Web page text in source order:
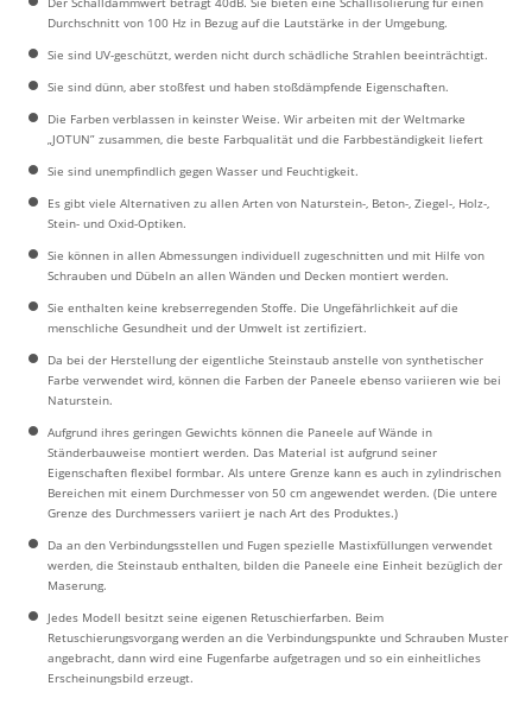
Durchschnitt von 100 Hz in Bezug auf die Lautstärke in der Umgebung.
Sie sind UV-geschützt, werden nicht durch schädliche Strahlen beeinträchtigt.
Sie sind dünn, aber stoßfest und haben stoßdämpfende Eigenschaften.
Die Farben verblassen in keinster Weise. Wir arbeiten mit der Weltmarke
„JOTUN” zusammen, die beste Farbqualität und die Farbbeständigkeit liefert
Sie sind unempfindlich gegen Wasser und Feuchtigkeit.
Es gibt viele Alternativen zu allen Arten von Naturstein-, Beton-, Ziegel-, Holz-,
Stein- und Oxid-Optiken.
Sie können in allen Abmessungen individuell zugeschnitten und mit Hilfe von
Schrauben und Dübeln an allen Wänden und Decken montiert werden.
Sie enthalten keine krebserregenden Stoffe. Die Ungefährlichkeit auf die
menschliche Gesundheit und der Umwelt ist zertifiziert.
Da bei der Herstellung der eigentliche Steinstaub anstelle von synthetischer
Farbe verwendet wird, können die Farben der Paneele ebenso variieren wie bei
Naturstein.
Aufgrund ihres geringen Gewichts können die Paneele auf Wände in
Ständerbauweise montiert werden. Das Material ist aufgrund seiner
Eigenschaften flexibel formbar. Als untere Grenze kann es auch in zylindrischen
Bereichen mit einem Durchmesser von 50 cm angewendet werden. (Die untere
Grenze des Durchmessers variiert je nach Art des Produktes.)
Da an den Verbindungsstellen und Fugen spezielle Mastixfüllungen verwendet
werden, die Steinstaub enthalten, bilden die Paneele eine Einheit bezüglich der
Maserung.
Jedes Modell besitzt seine eigenen Retuschierfarben. Beim
Retuschierungsvorgang werden an die Verbindungspunkte und Schrauben Muster
angebracht, dann wird eine Fugenfarbe aufgetragen und so ein einheitliches
Erscheinungsbild erzeugt.